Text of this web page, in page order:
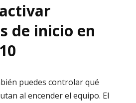
de inicio en
puedes controlar qué
al encender el equipo. El